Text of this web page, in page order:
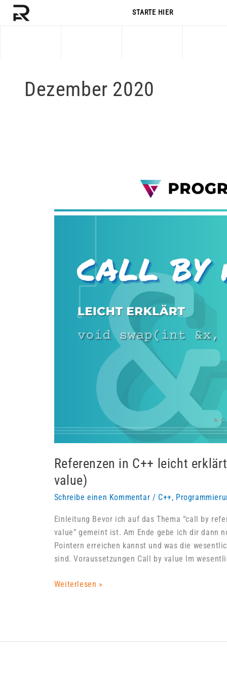
STARTE HIER
Dezember 2020
Referenzen in C++ leicht
value)
Schreibe einen Kommentar / C++,
Einleitung Bevor ich auf das Thema “call by
value” gemeint ist. Am Ende gebe ich dir dann
Pointern erreichen kannst und was die
sind. Voraussetzungen Call by value Im
Referenzen
Weiterlesen »